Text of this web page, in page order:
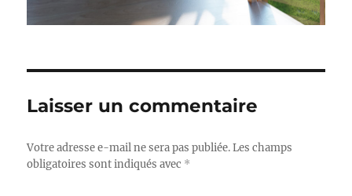
Laisser un commentaire
Votre adresse e-mail ne sera pas publiée. Les champs
obligatoires sont indiqués avec *